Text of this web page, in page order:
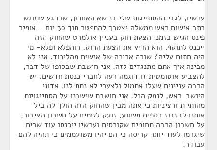
עכשיו, לגבי ההסתייגות שלי בנושא האחרון, שברגע שמוגש
כתב אישום ראש ממשלה יצטרך להתפטר תוך 30 יום – אופיר
פינס הגיש בזמנו הצעת חוק בעניין אולמרט שהחוק הזה
ייכנס לתוקף. הוא הריץ את הצעת החוק, רוהפלא ופלא- מי
היה חתום עליה? שורה ארוכה של אנשים מהליכוד. אני לא
מבינה איך אתם מתנגדים לזה. אני חושבת שבסופו של דבר,
להצביע אוטומטית זו דוגמה רעה לחברי כנסת חדשים. יש
הרבה עניינים שעלו אתמול ולצערי לא נתת לנו, אדוני
היושב-ראש, לנמק הכל. אני חושבת שישבנו על הסתייגויות
מהותיות ורציניות כי אתה מבין שהחוק הזה הולך להוביל
אותנו לבזבוז כספים משווע, זועק לשמים על חשבון הציבור,
על חשבון הרבה תחומים שקורסים ועכשיו ייכנסו עוד שרים
שיגרמו לעוד יותר קריסה כי הם יהיו משועממים כי תהיה להם
עבודה.